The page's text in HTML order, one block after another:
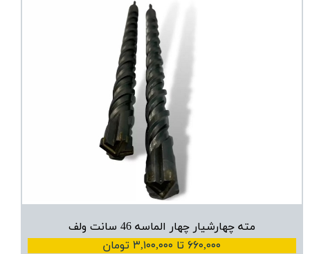
مته چهارشیار چهار الماسه 46 سانت ولف
۶۶۰,۰۰۰ تا ۳,۱۰۰,۰۰۰ تومان